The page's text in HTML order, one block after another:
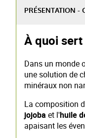
PRÉSENTATION -
À quoi sert
Dans un monde
une solution de
minéraux non
La composition
jojoba et l'huile
apaisant les